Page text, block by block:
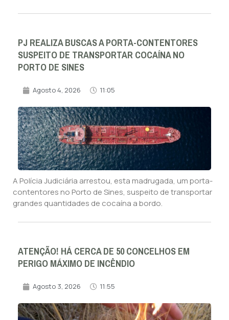
PJ REALIZA BUSCAS A PORTA-CONTENTORES
SUSPEITO DE TRANSPORTAR COCAÍNA NO
PORTO DE SINES
Agosto 4, 2026 11:05
A Polícia Judiciária arrestou, esta madrugada, um porta-
contentores no Porto de Sines, suspeito de transportar
grandes quantidades de cocaína a bordo.
ATENÇÃO! HÁ CERCA DE 50 CONCELHOS EM
PERIGO MÁXIMO DE INCÊNDIO
Agosto 3, 2026 11:55